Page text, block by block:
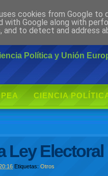
Política y Unión
CIENCIA
Ley Electoral
Etiquetas:Otros
cookies from Google to
with Google along with
to detect and address